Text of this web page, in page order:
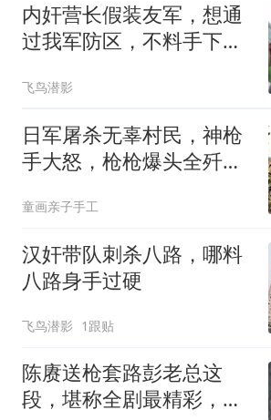
内奸营长假装友军，想通
过我军防区，不料手下的
飞鸟潜影
日军屠杀无辜村民，神枪
手大怒，枪枪爆头全歼日
童画亲子手工
汉奸带队刺杀八路，哪料
八路身手过硬
飞鸟潜影 1跟贴
陈赓送枪套路彭老总这
段，堪称全剧最精彩，看